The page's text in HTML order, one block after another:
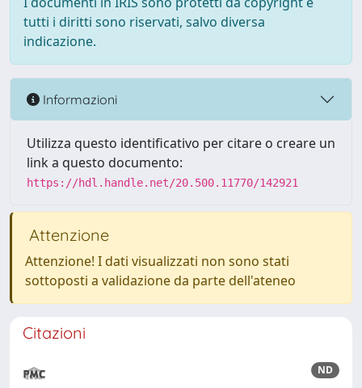
tutti i diritti sono riservati, salvo diversa
indicazione.
Informazioni
Utilizza questo identificativo per citare o creare un
link a questo documento:
https://hdl.handle.net/20.500.11770/142921
Attenzione
Attenzione! I dati visualizzati non sono stati
sottoposti a validazione da parte dell'ateneo
Citazioni
ND